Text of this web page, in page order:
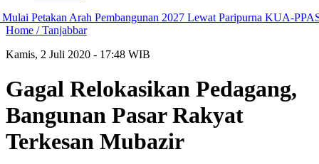
Petakan Arah Pembangunan 2027 Lewat Paripurna KUA-PPAS
Home /Tanjabbar
Kamis, 2 Juli 2020 - 17:48 WIB
Gagal Relokasikan Pedagang,
Bangunan Pasar Rakyat
Terkesan Mubazir